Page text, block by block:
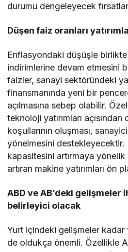
durumu dengeleyecek
Düşen faiz oranları
Enflasyondaki düşüşle
indirimlerine devam etmesini
faizler, sanayi sektöründeki
finansmanında yeni bir
açılmasına sebep olabilir.
teknoloji yatırımları
koşullarının oluşması,
yönelmesini destekleyecektir.
kapasitesini artırmaya yönelik
artıran makine yatırımları ön
ABD ve AB’deki gelişmeler
belirleyici olacak
Yurt içindeki gelişmeler kadar
de oldukça önemli. Özellikle